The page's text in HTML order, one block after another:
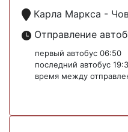
Карла Маркса -
Отправление
первый автобус 06:50
последний автобус
время между